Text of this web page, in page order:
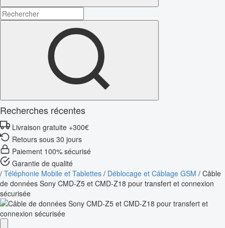
Recherches récentes
Livraison gratuite +300€
Retours sous 30 jours
Paiement 100% sécurisé
Garantie de qualité
/ Téléphonie Mobile et Tablettes / Déblocage et Câblage GSM / Câble
de données Sony CMD-Z5 et CMD-Z18 pour transfert et connexion
sécurisée